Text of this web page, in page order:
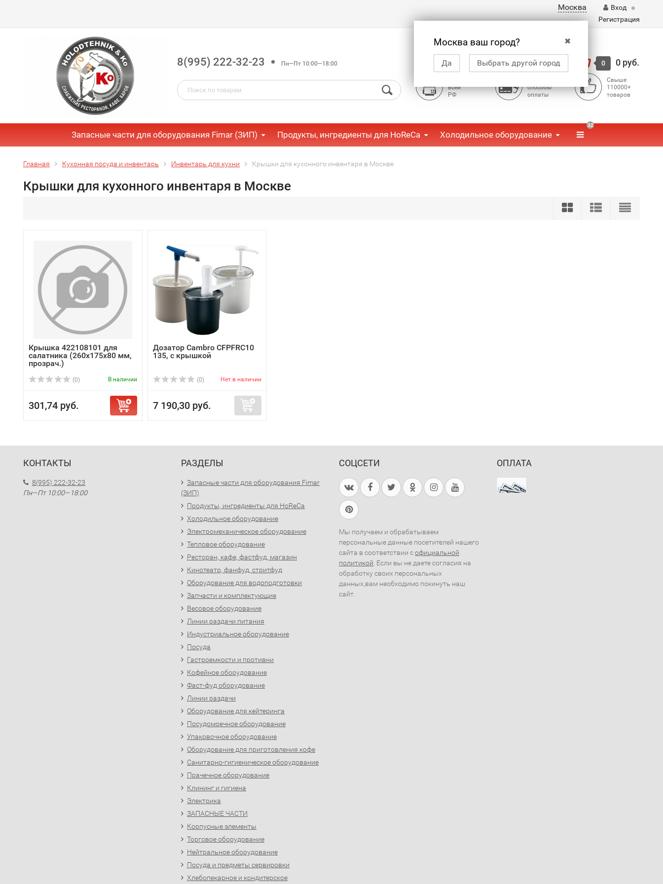
Москва
✖
Москва ваш город?
Да Выбрать другой город
Вход
Регистрация
8(995) 222-32-23 Пн—Пт 10:00—18:00 Корзина 0 0 руб.
всей
РФ
способы
оплаты
Свыше
110000+
товаров
Запасные части для оборудования Fimar (ЗИП) Продукты, ингредиенты для HoReCa Холодильное оборудование
32
Главная Кухонная посуда и инвентарь Инвентарь для кухни Крышки для кухонного инвентаря в Москве
Крышки для кухонного инвентаря в Москве
Крышка 422108101 для
салатника (260х175х80 мм,
прозрач.)
(0) В наличии
301,74 руб.
Дозатор Cambro CFPFRC10
135, с крышкой
(0) Нет в наличии
7 190,30 руб.
КОНТАКТЫ
8(995) 222-32-23
Пн—Пт 10:00—18:00
РАЗДЕЛЫ
Запасные части для оборудования Fimar
(ЗИП)
Продукты, ингредиенты для HoReCa
Холодильное оборудование
Электромеханическое оборудование
Тепловое оборудование
Ресторан, кафе, фастфуд, магазин
Кинотеатр, фанфуд, стритфуд
Оборудование для водоподготовки
Запчасти и комплектующие
Весовое оборудование
Линии раздачи питания
Индустриальное оборудование
Посуда
Гастроемкости и противни
Кофейное оборудование
Фаст-фуд оборудование
Линии раздачи
Оборудование для кейтеринга
Посудомоечное оборудование
Упаковочное оборудование
Оборудование для приготовления кофе
Санитарно-гигиеническое оборудование
Прачечное оборудование
Клининг и гигиена
Электрика
ЗАПАСНЫЕ ЧАСТИ
Корпусные элементы
Торговое оборудование
Нейтральное оборудование
Посуда и предметы сервировки
Хлебопекарное и кондитерское
СОЦСЕТИ
Мы получаем и обрабатываем
персональные данные посетителей нашего
сайта в соответствии софициальной
политикой . Если вы не даете согласия на
обработку своих персональных
данных,вам необходимо покинуть наш
сайт.
ОПЛАТА